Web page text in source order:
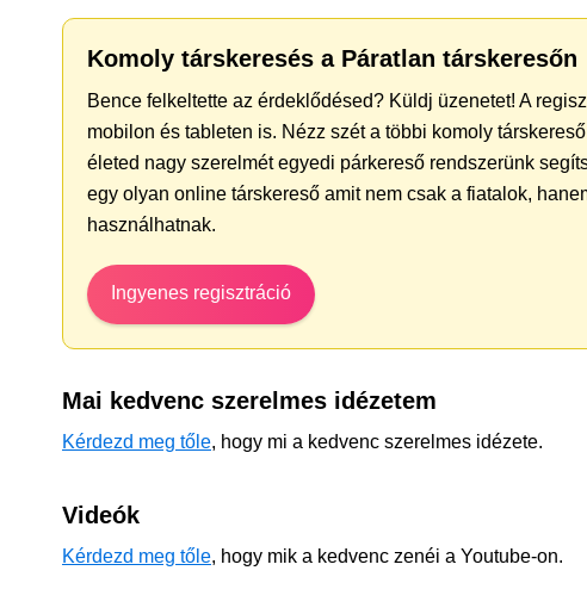
Komoly társkeresés a Páratlan társkeresőn
Bence felkeltette az érdeklődésed? Küldj üzenetet! A
mobilon és tableten is. Nézz szét a többi komoly
életed nagy szerelmét egyedi párkereső rendszerünk
egy olyan online társkereső amit nem csak a fiatalok,
használhatnak.
Ingyenes regisztráció
Mai kedvenc szerelmes idézetem
Kérdezd meg tőle, hogy mi a kedvenc szerelmes idézete.
Videók
Kérdezd meg tőle, hogy mik a kedvenc zenéi a Youtube-on.